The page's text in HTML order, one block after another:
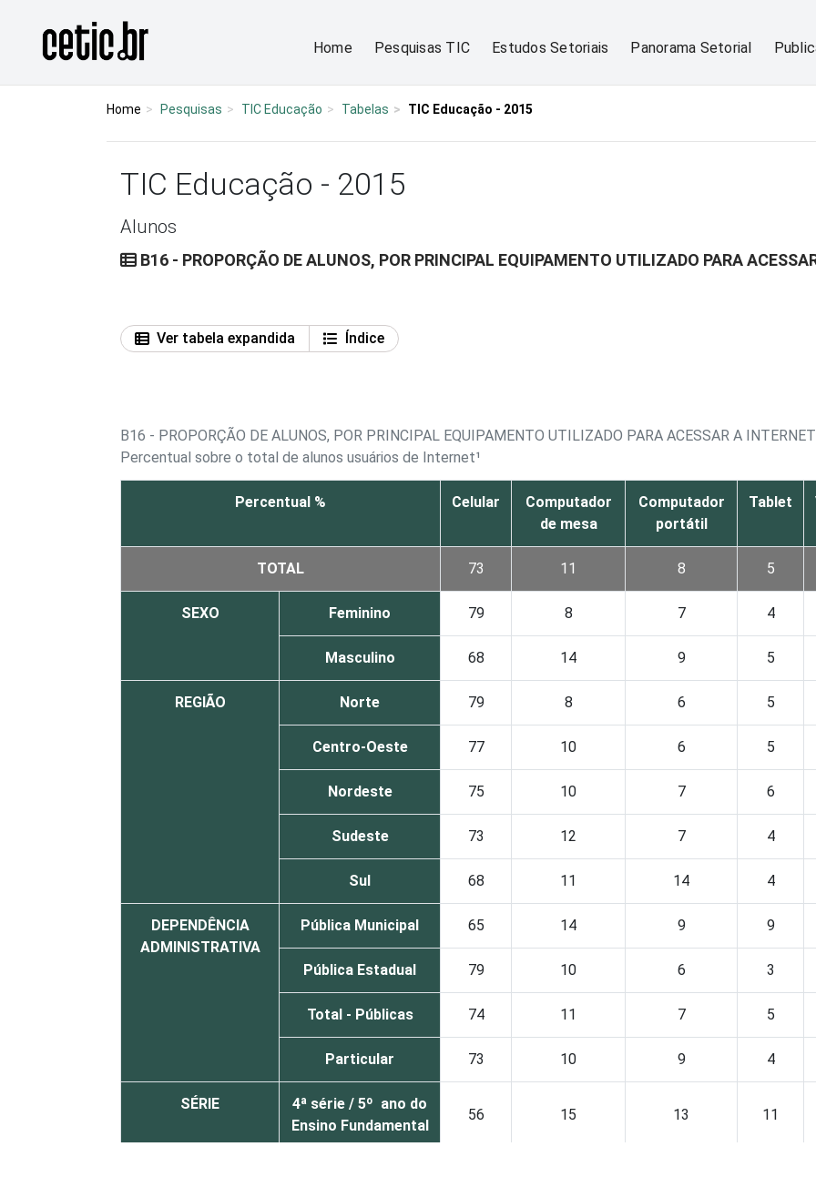
Página inicial
Home Pesquisas TIC Estudos Setoriais Panorama Setorial
Home Pesquisas TIC Educação Tabelas TIC Educação - 2015
TIC Educação - 2015
Alunos
B16 - PROPORÇÃO DE ALUNOS, POR PRINCIPAL EQUIPAMENTO UTILIZADO PARA
Ver tabela expandida
Índice
B16 - PROPORÇÃO DE ALUNOS, POR PRINCIPAL EQUIPAMENTO UTILIZADO PARA ACESSAR A INTERNET
Percentual sobre o total de alunos usuários de Internet¹
Percentual % Celular
Computador
de mesa
Computador
portátil
Tablet
TOTAL 73 11 8 5
SEXO Feminino 79 8 7 4
Masculino 68 14 9 5
REGIÃO Norte 79 8 6 5
Centro-Oeste 77 10 6 5
Nordeste 75 10 7 6
Sudeste 73 12 7 4
Sul 68 11 14 4
DEPENDÊNCIA
ADMINISTRATIVA
Pública Municipal 65 14 9 9
Pública Estadual 79 10 6 3
Total - Públicas 74 11 7 5
Particular 73 10 9 4
SÉRIE
4ª série / 5º ano do
Ensino Fundamental
56 15 13 11